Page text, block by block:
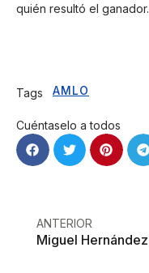
quién resultó el ganador.
Tags AMLO
Cuéntaselo a todos
ANTERIOR